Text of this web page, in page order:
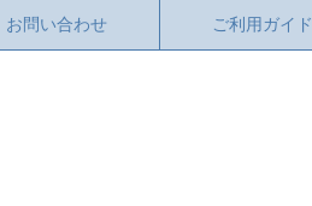
お問い合わせ ご利用ガイド